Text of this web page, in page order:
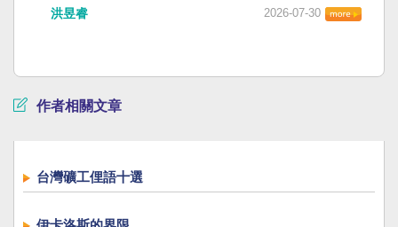
洪昱睿 2026-07-30
作者相關文章
台灣礦工俚語十選